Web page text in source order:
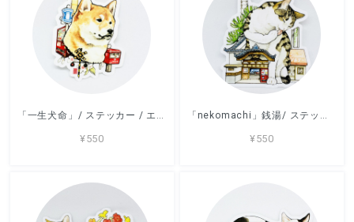
「一生犬命」/ ステッカー / エリカ・ワード /
¥550
「nekomachi」銭湯/ ステッカー / エリカ・ワード /
¥550